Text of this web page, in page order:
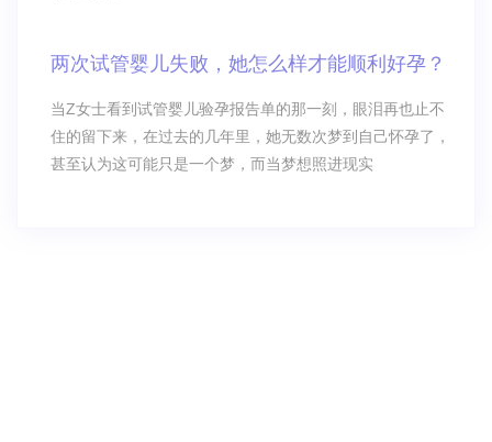
两次试管婴儿失败，她怎么样才能顺利好孕？
当Z女士看到试管婴儿验孕报告单的那一刻，眼泪再也止不
住的留下来，在过去的几年里，她无数次梦到自己怀孕了，
甚至认为这可能只是一个梦，而当梦想照进现实